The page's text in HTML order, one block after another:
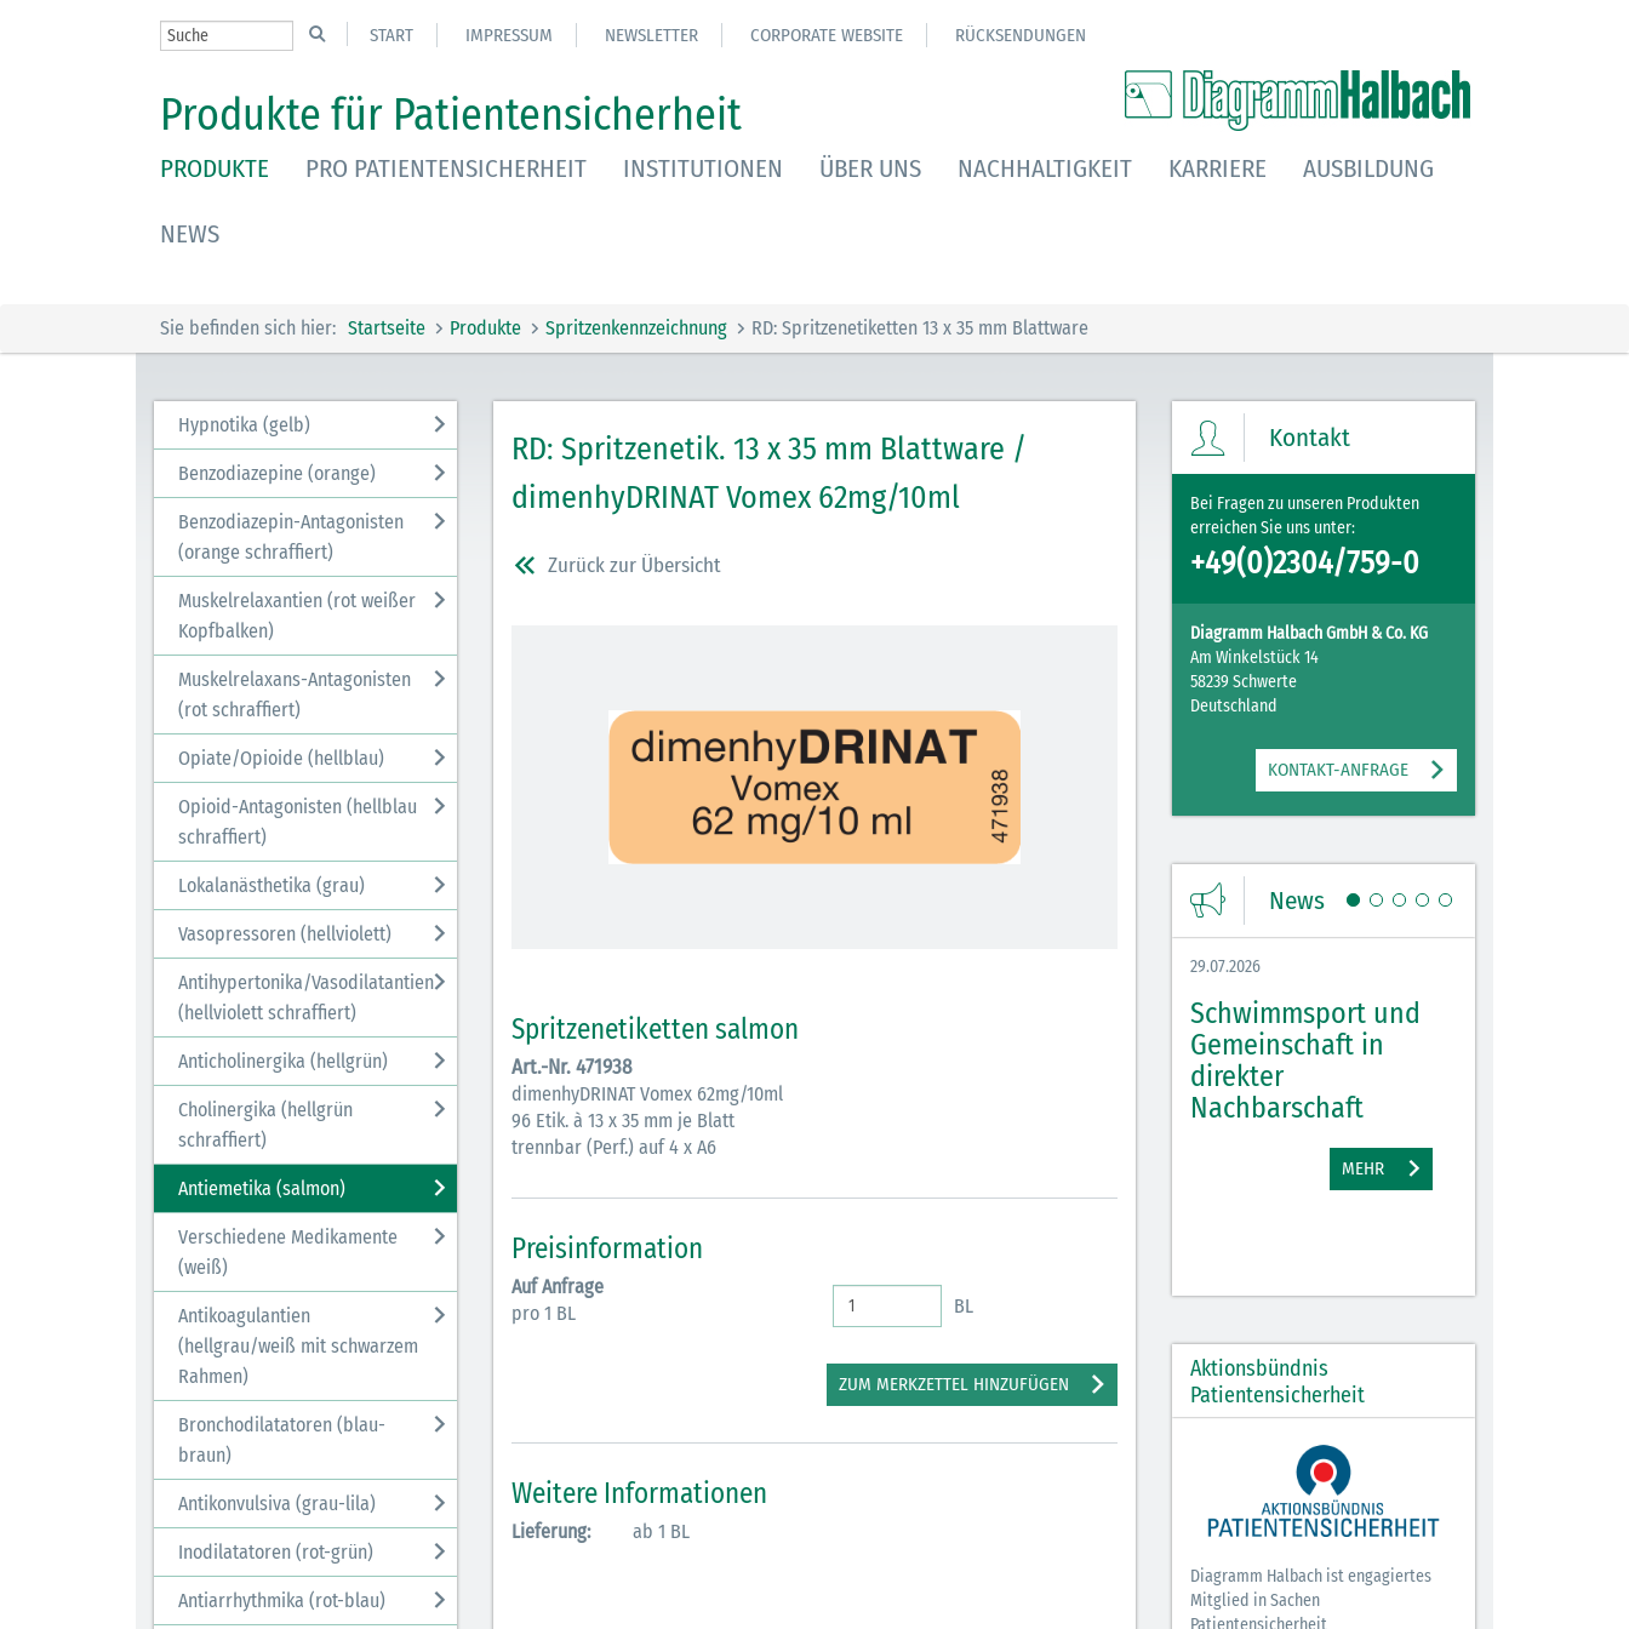
START IMPRESSUM NEWSLETTER CORPORATE WEBSITE RÜCKSENDUNGEN
Produkte für Patientensicherheit
PRODUKTE PRO PATIENTENSICHERHEIT INSTITUTIONEN ÜBER UNS NACHHALTIGKEIT KARRIERE AUSBILDUNG
NEWS
Sie befinden sich hier: Startseite Produkte Spritzenkennzeichnung RD: Spritzenetiketten 13 x 35 mm Blattware
Hypnotika (gelb)
Benzodiazepine (orange)
Benzodiazepin-Antagonisten
(orange schraffiert)
Muskelrelaxantien (rot weißer
Kopfbalken)
Muskelrelaxans-Antagonisten
(rot schraffiert)
Opiate/Opioide (hellblau)
Opioid-Antagonisten (hellblau
schraffiert)
Lokalanästhetika (grau)
Vasopressoren (hellviolett)
Antihypertonika/Vasodilatantien
(hellviolett schraffiert)
Anticholinergika (hellgrün)
Cholinergika (hellgrün
schraffiert)
Antiemetika (salmon)
Verschiedene Medikamente
(weiß)
Antikoagulantien
(hellgrau/weiß mit schwarzem
Rahmen)
Bronchodilatatoren (blau-
braun)
Antikonvulsiva (grau-lila)
Inodilatatoren (rot-grün)
Antiarrhythmika (rot-blau)
RD: Spritzenetik. 13 x 35 mm Blattware /
dimenhyDRINAT Vomex 62mg/10ml
Zurück zur Übersicht
Spritzenetiketten salmon
Art.-Nr. 471938
dimenhyDRINAT Vomex 62mg/10ml
96 Etik. à 13 x 35 mm je Blatt
trennbar (Perf.) auf 4 x A6
Preisinformation
Auf Anfrage
pro 1 BL
BL
ZUM MERKZETTEL HINZUFÜGEN
Weitere Informationen
Lieferung: ab 1 BL
Kontakt
Bei Fragen zu unseren Produkten
erreichen Sie uns unter:
+49(0)2304/759-0
Diagramm Halbach GmbH & Co. KG
Am Winkelstück 14
58239 Schwerte
Deutschland
KONTAKT-ANFRAGE
News
29.07.2026
Schwimmsport und
Gemeinschaft in
direkter
Nachbarschaft
MEHR
Aktionsbündnis
Patientensicherheit
Diagramm Halbach ist engagiertes
Mitglied in Sachen
Patientensicherheit